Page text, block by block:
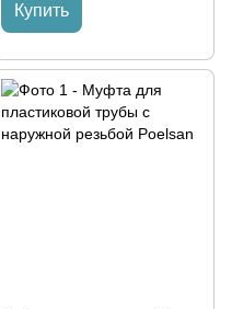
Купить